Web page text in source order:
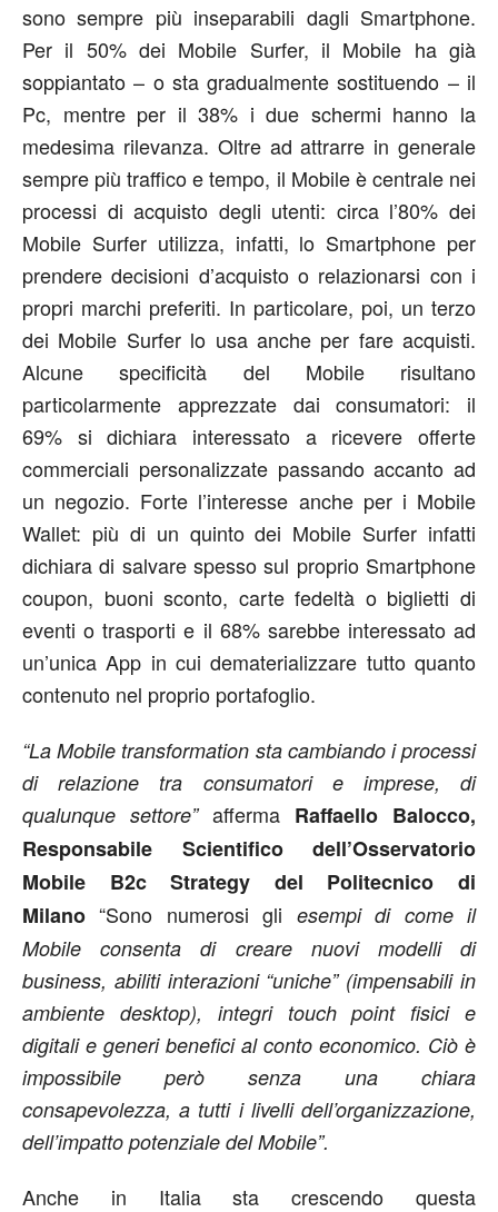
sono sempre più inseparabili dagli Smartphone.
Per il 50% dei Mobile Surfer, il Mobile ha già
soppiantato – o sta gradualmente sostituendo – il
Pc, mentre per il 38% i due schermi hanno la
medesima rilevanza. Oltre ad attrarre in generale
sempre più traffico e tempo, il Mobile è centrale nei
processi di acquisto degli utenti: circa l’80% dei
Mobile Surfer utilizza, infatti, lo Smartphone per
prendere decisioni d’acquisto o relazionarsi con i
propri marchi preferiti. In particolare, poi, un terzo
dei Mobile Surfer lo usa anche per fare acquisti.
Alcune specificità del Mobile risultano
particolarmente apprezzate dai consumatori: il
69% si dichiara interessato a ricevere offerte
commerciali personalizzate passando accanto ad
un negozio. Forte l’interesse anche per i Mobile
Wallet: più di un quinto dei Mobile Surfer infatti
dichiara di salvare spesso sul proprio Smartphone
coupon, buoni sconto, carte fedeltà o biglietti di
eventi o trasporti e il 68% sarebbe interessato ad
un’unica App in cui dematerializzare tutto quanto
contenuto nel proprio portafoglio.
“La Mobile transformation sta cambiando i processi
di relazione tra consumatori e imprese, di
qualunque settore” afferma Raffaello Balocco,
Responsabile Scientifico dell’Osservatorio
Mobile B2c Strategy del Politecnico di
Milano “Sono numerosi gli esempi di come il
Mobile consenta di creare nuovi modelli di
business, abiliti interazioni “uniche” (impensabili in
ambiente desktop), integri touch point fisici e
digitali e generi benefici al conto economico. Ciò è
impossibile però senza una chiara
consapevolezza, a tutti i livelli dell’organizzazione,
dell’impatto potenziale del Mobile”.
Anche in Italia sta crescendo questa